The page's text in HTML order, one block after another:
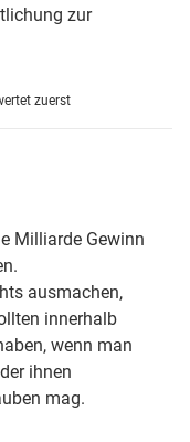
zur
zuerst
Milliarde Gewinn
ausmachen,
innerhalb
wenn man
ihnen
mag.